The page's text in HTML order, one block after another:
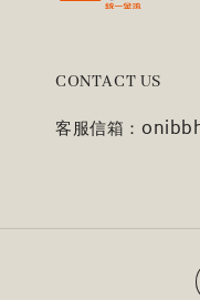
CONTACT US
客服信箱：